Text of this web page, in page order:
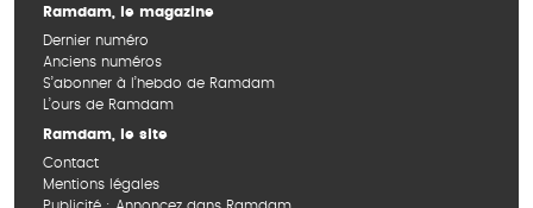
Ramdam, le magazine
Dernier numéro
Anciens numéros
S’abonner à l’hebdo de Ramdam
L’ours de Ramdam
Ramdam, le site
Contact
Mentions légales